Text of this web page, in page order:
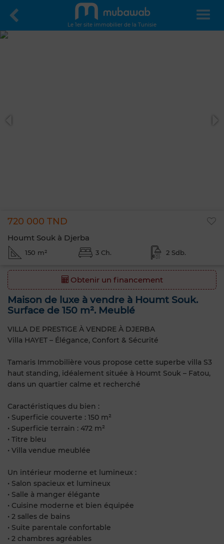
Le 1er site immobilier de la Tunisie
720 000 TND
Houmt Souk à Djerba
150 m² 3 Ch. 2 Sdb.
Obtenir un financement
Maison de luxe à vendre à Houmt Souk.
Surface de 150 m². Meublé
VILLA DE PRESTIGE À VENDRE À DJERBA
Villa HAYET – Élégance, Confort & Sécurité
Tamaris Immobilière vous propose cette superbe villa S3
haut standing, idéalement située à Houmt Souk – Fatou,
dans un quartier calme et recherché
Caractéristiques du bien :
• Superficie couverte : 150 m²
• Superficie terrain : 472 m²
• Titre bleu ️
• Villa vendue meublée
Un intérieur moderne et lumineux :
• Salon spacieux et lumineux
• Salle à manger élégante
• Cuisine moderne et bien équipée
• 2 salles de bains
• Suite parentale confortable
• 2 chambres agréables